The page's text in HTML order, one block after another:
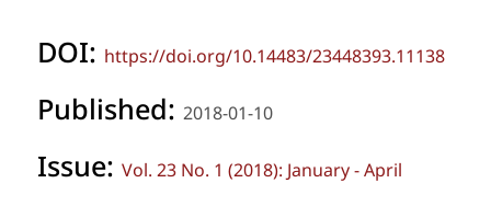
DOI: https://doi.org/10.14483/23448393.11138
Published: 2018-01-10
Issue: Vol. 23 No. 1 (2018): January - April